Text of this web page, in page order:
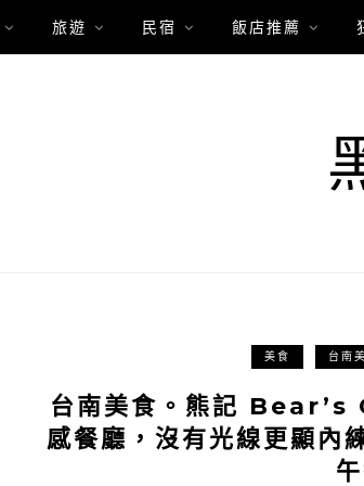
旅遊 民宿 飯店推薦
美食 台南
台南美食。熊記 Bear’s
感餐廳，沒有光線更顯內